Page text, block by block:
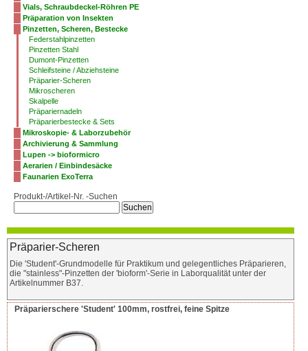
Vials, Schraubdeckel-Röhren PE
Präparation von Insekten
Pinzetten, Scheren, Bestecke
Federstahlpinzetten
Pinzetten Stahl
Dumont-Pinzetten
Schleifsteine / Abziehsteine
Präparier-Scheren
Mikroscheren
Skalpelle
Präpariernadeln
Präparierbestecke & Sets
Mikroskopie- & Laborzubehör
Archivierung & Sammlung
Lupen -> bioformicro
Aerarien / Einbindesäcke
Faunarien ExoTerra
Produkt-/Artikel-Nr. -Suchen
Präparier-Scheren
Die 'Student'-Grundmodelle für Praktikum und gelegentliches Präparieren,
die "stainless"-Pinzetten der 'bioform'-Serie in Laborqualität unter der
Artikelnummer B37.
Präparierschere 'Student' 100mm, rostfrei, feine Spitze